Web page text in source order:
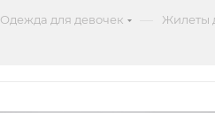
Одежда для девочек Жилеты